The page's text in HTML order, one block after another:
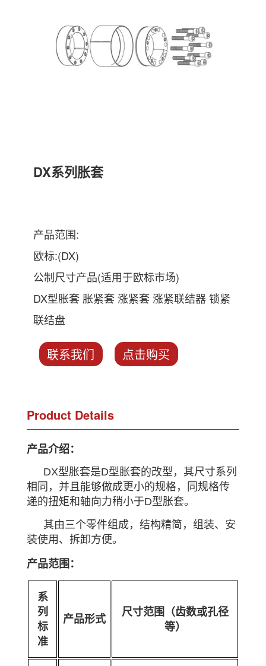
DX系列胀套
产品范围:
欧标:(DX)
公制尺寸产品(适用于欧标市场)
DX型胀套 胀紧套 涨紧套 涨紧联结器 锁紧
联结盘
联系我们 点击购买
Product Details
产品介绍：
DX型胀套是D型胀套的改型，其尺寸系列
相同，并且能够做成更小的规格，同规格传
递的扭矩和轴向力稍小于D型胀套。
其由三个零件组成，结构精简，组装、安
装使用、拆卸方便。
产品范围：
系
列
标
准
产品形式
尺寸范围（齿数或孔径
等）